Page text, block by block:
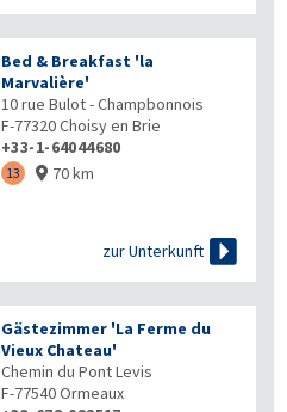
Bed & Breakfast 'la
Marvalière'
10 rue Bulot - Champbonnois
F-77320Choisy en Brie
+33-1-64044680
13  70 km
zur Unterkunft 
Gästezimmer 'La Ferme du
Vieux Chateau'
Chemin du Pont Levis
F-77540Ormeaux